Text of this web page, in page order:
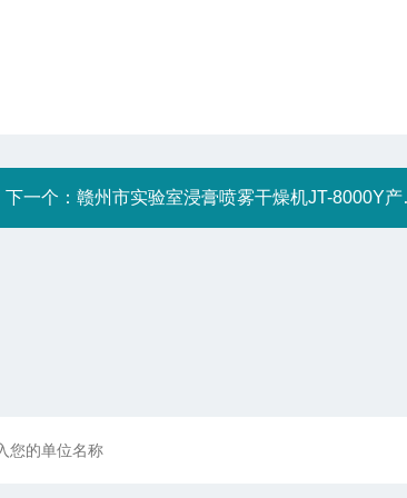
下一个： 赣州市实验室浸膏喷雾干燥机JT-8000Y产品用途